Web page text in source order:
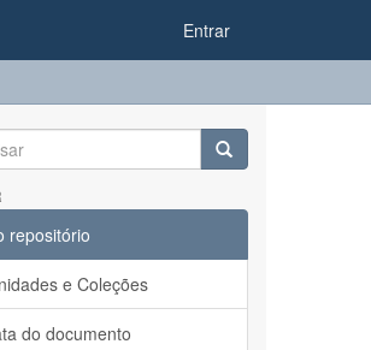
Entrar
repositório
e Coleções
do documento